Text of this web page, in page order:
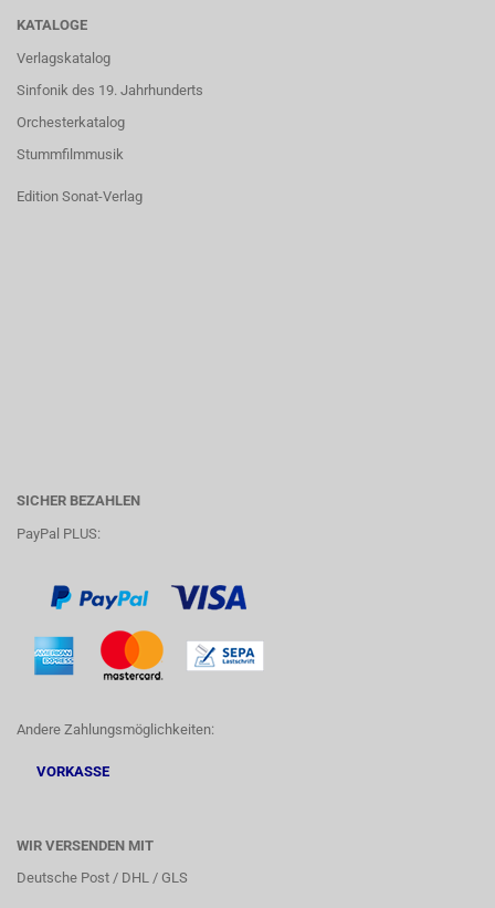
KATALOGE
Verlagskatalog
Sinfonik des 19. Jahrhunderts
Orchesterkatalog
Stummfilmmusik
Edition Sonat-Verlag
SICHER BEZAHLEN
PayPal PLUS:
Andere Zahlungsmöglichkeiten:
VORKASSE
WIR VERSENDEN MIT
Deutsche Post / DHL / GLS